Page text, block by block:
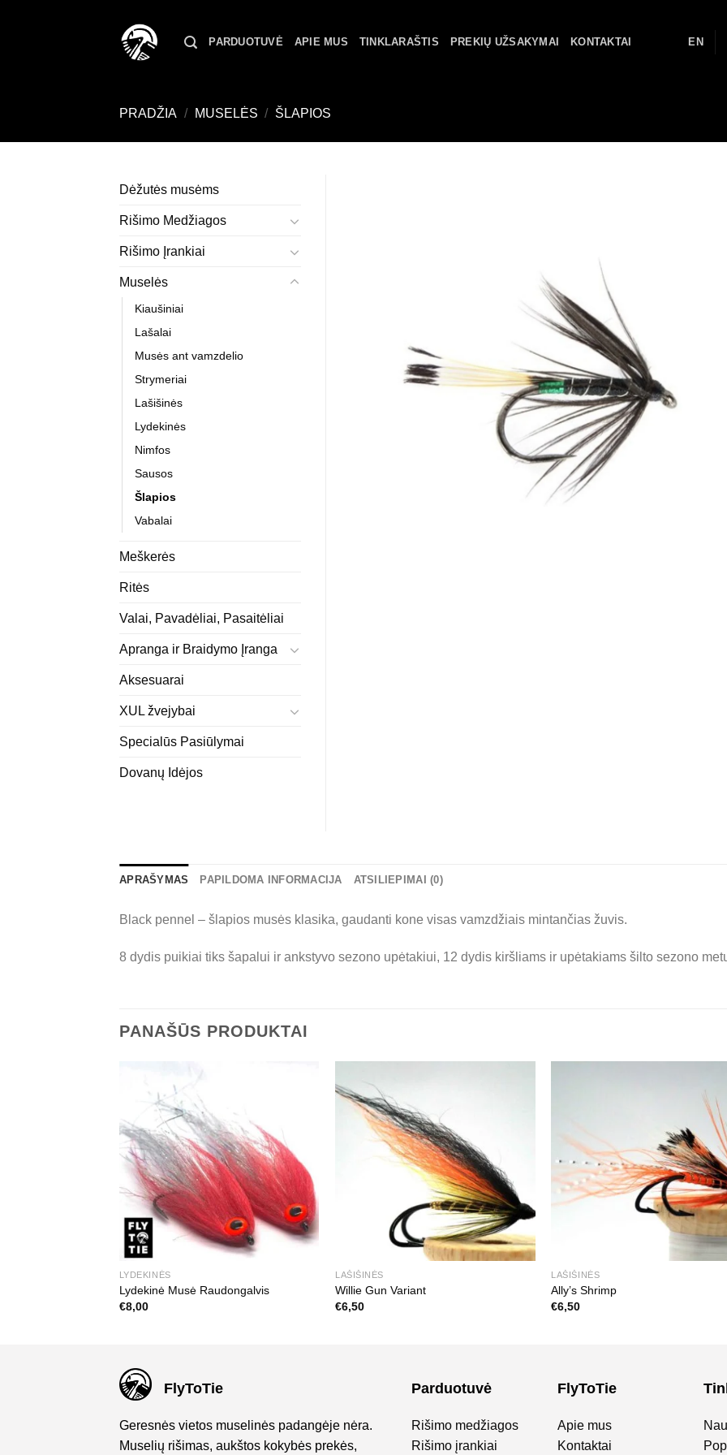
PARDUOTUVĖ APIE MUS TINKLARAŠTIS PREKIŲ UŽSAKYMAI KONTAKTAI EN
PRADŽIA / MUSELĖS / ŠLAPIOS
Dėžutės musėms
Rišimo Medžiagos
Rišimo Įrankiai
Muselės
Kiaušiniai
Lašalai
Musės ant vamzdelio
Strymeriai
Lašišinės
Lydekinės
Nimfos
Sausos
Šlapios
Vabalai
Meškerės
Ritės
Valai, Pavadėliai, Pasaitėliai
Apranga ir Braidymo Įranga
Aksesuarai
XUL žvejybai
Specialūs Pasiūlymai
Dovanų Idėjos
APRAŠYMAS PAPILDOMA INFORMACIJA ATSILIEPIMAI (0)
Black pennel – šlapios musės klasika, gaudanti kone visas vamzdžiais mintančias žuvis.
8 dydis puikiai tiks šapalui ir ankstyvo sezono upėtakiui, 12 dydis kiršliams ir upėtakiams šilto sezono
PANAŠŪS PRODUKTAI
LYDEKINĖS
Lydekinė Musė Raudongalvis
€8,00
LAŠIŠINĖS
Willie Gun Variant
€6,50
LAŠIŠINĖS
Ally’s Shrimp
€6,50
FlyToTie
Geresnės vietos muselinės padangėje nėra.
Muselių rišimas, aukštos kokybės prekės,
Parduotuvė
Rišimo medžiagos
Rišimo įrankiai
FlyToTie
Apie mus
Kontaktai